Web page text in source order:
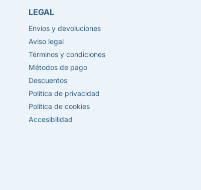
LEGAL
Envíos y devoluciones
Aviso legal
Términos y condiciones
Métodos de pago
Descuentos
Política de privacidad
Política de cookies
Accesibilidad